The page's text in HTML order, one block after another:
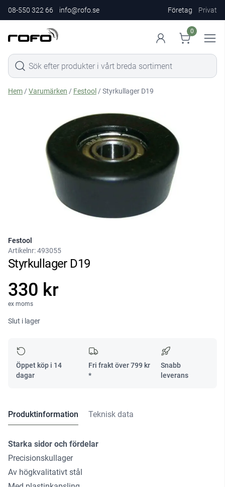
08-550 322 66 info@rofo.se Företag Privat
0
Hem /Varumärken / Festool / Styrkullager D19
Festool
Artikelnr:493055
Styrkullager D19
330 kr
ex moms
Slut i lager
Öppet köp i 14
dagar
Fri frakt över799 kr
*
Snabb
leverans
Produktinformation Teknisk data
Starka sidor och fördelar
Precisionskullager
Av högkvalitativt stål